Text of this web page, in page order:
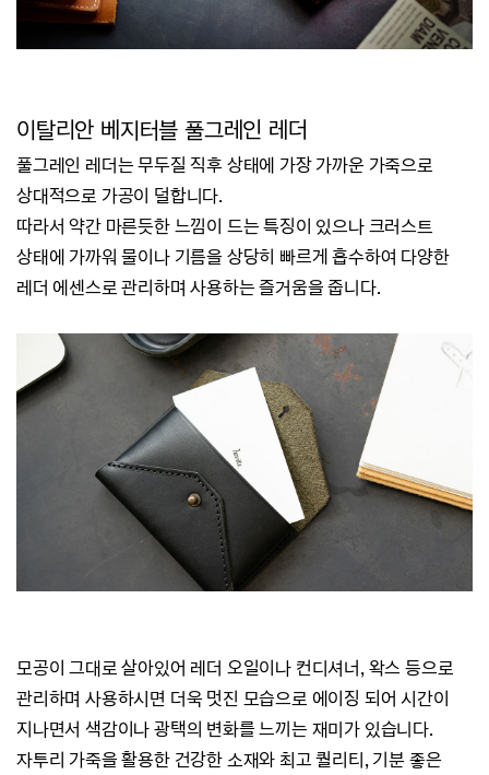
이탈리안 베지터블 풀그레인 레더
풀그레인 레더는 무두질 직후 상태에 가장 가까운 가죽으로
상대적으로 가공이 덜합니다.
따라서 약간 마른듯한 느낌이 드는 특징이 있으나 크러스트
상태에 가까워 물이나 기름을 상당히 빠르게 흡수하여 다양한
레더 에센스로 관리하며 사용하는 즐거움을 줍니다.
모공이 그대로 살아있어 레더 오일이나 컨디셔너, 왁스 등으로
관리하며 사용하시면 더욱 멋진 모습으로 에이징 되어 시간이
지나면서 색감이나 광택의 변화를 느끼는 재미가 있습니다.
자투리 가죽을 활용한 건강한 소재와 최고 퀄리티, 기분 좋은